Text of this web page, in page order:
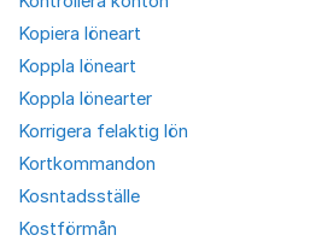
Kopiera löneart
Koppla löneart
Koppla lönearter
Korrigera felaktig lön
Kortkommandon
Kosntadsställe
Kostförmån